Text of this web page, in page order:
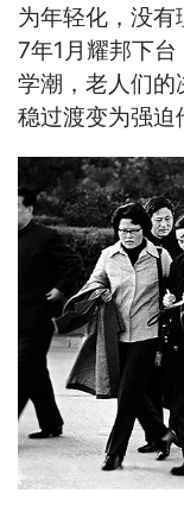
为年轻化，没
7年1月耀邦下
学潮，老人们
稳过渡变为强迫